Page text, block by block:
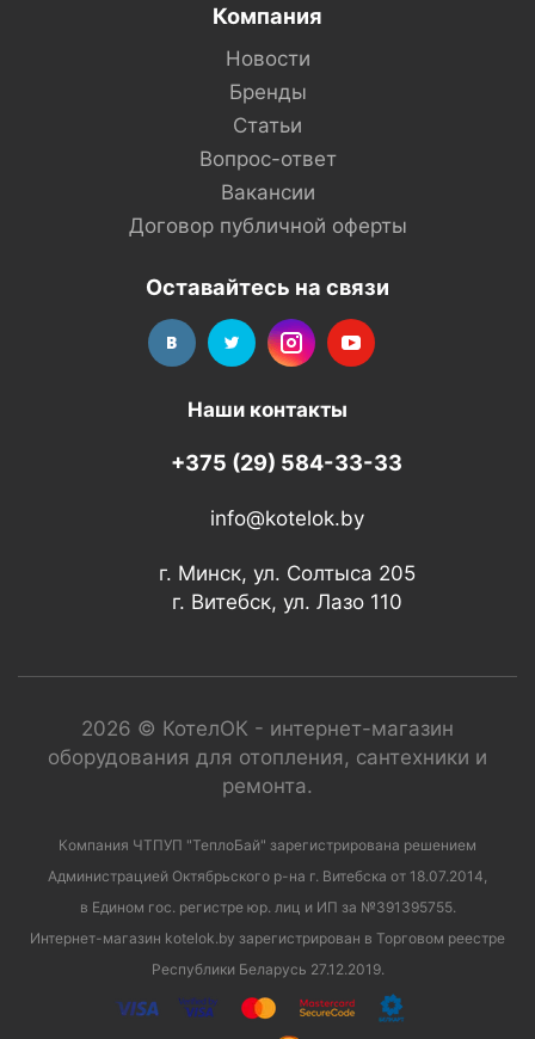
Компания
Новости
Бренды
Статьи
Вопрос-ответ
Вакансии
Договор публичной оферты
Оставайтесь на связи
Наши контакты
+375 (29) 584-33-33
info@kotelok.by
г. Минск, ул. Солтыса 205
г. Витебск, ул. Лазо 110
2026 © КотелОК - интернет-магазин
оборудования для отопления, сантехники и
ремонта.
Компания ЧТПУП "ТеплоБай" зарегистрирована решением
Администрацией Октябрьского р-на г. Витебска от 18.07.2014,
в Едином гос. регистре юр. лиц и ИП за №391395755.
Интернет-магазин kotelok.by зарегистрирован в Торговом реестре
Республики Беларусь 27.12.2019.